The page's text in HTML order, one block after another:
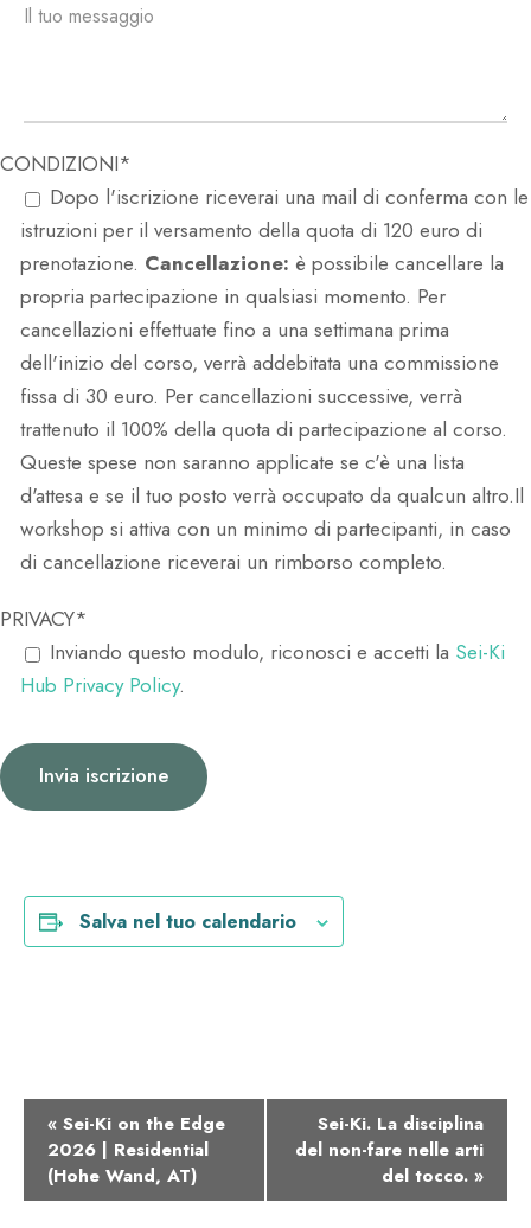
CONDIZIONI*
Dopo l'iscrizione riceverai una mail di conferma con le
istruzioni per il versamento della quota di 120 euro di
prenotazione. Cancellazione: è possibile cancellare la
propria partecipazione in qualsiasi momento. Per
cancellazioni effettuate fino a una settimana prima
dell'inizio del corso, verrà addebitata una commissione
fissa di 30 euro. Per cancellazioni successive, verrà
trattenuto il 100% della quota di partecipazione al corso.
Queste spese non saranno applicate se c'è una lista
d'attesa e se il tuo posto verrà occupato da qualcun altro.Il
workshop si attiva con un minimo di partecipanti, in caso
di cancellazione riceverai un rimborso completo.
PRIVACY*
Inviando questo modulo, riconosci e accetti la Sei-Ki
Hub Privacy Policy.
Salva nel tuo calendario
« Sei-Ki on the Edge
2026 | Residential
(Hohe Wand, AT)
Sei-Ki. La disciplina
del non-fare nelle arti
del tocco. »